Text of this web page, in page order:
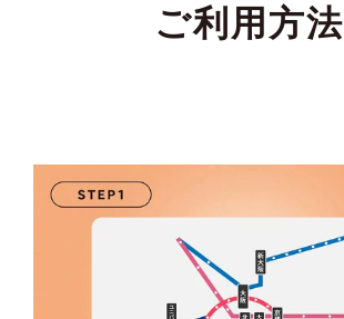
ご利用方法